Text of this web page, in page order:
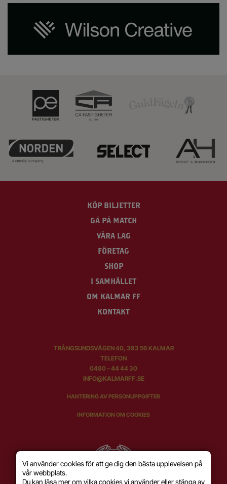
KÖP BILJETTER
GÅ PÅ MATCH
VÅRA LAG
FÖRETAG
SHOP
I SAMHÄLLET
OM KALMAR FF
KONTAKT
TRÅNGSUNDSVÄGEN 40, 393 56 KALMAR
TELEFON
0480 – 44 44 30
INFO@KALMARFF.SE
HANTERING AV PERSONUPPGIFTER
INFORMATION OM COOKIES
Vi använder cookies för att ge dig den bästa upplevelsen på
vår webbplats.
Du kan läsa mer om vilka cookies vi använder eller stänga av